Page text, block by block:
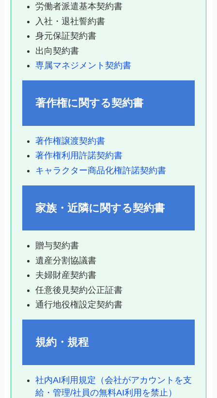
労働者派遣基本契約書
入社・退社誓約書
身元保証契約書
出向契約書
専属マネジメント契約書
著作権に関する契約書
著作権譲渡契約書
著作権利用許諾契約書
キャラクター商品化権許諾契約書
家族・近隣に関する契約書
贈与契約書
遺産分割協議書
夫婦財産契約書
任意後見契約公正証書
通行地役権設定契約書
規約・規程
社内AI利用規定（会社がアカウントを支
給・管理/社員の無料AI利用を禁止）